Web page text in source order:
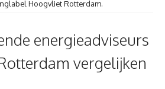
Hoogvliet Rotterdam.
energieadviseurs
vergelijken